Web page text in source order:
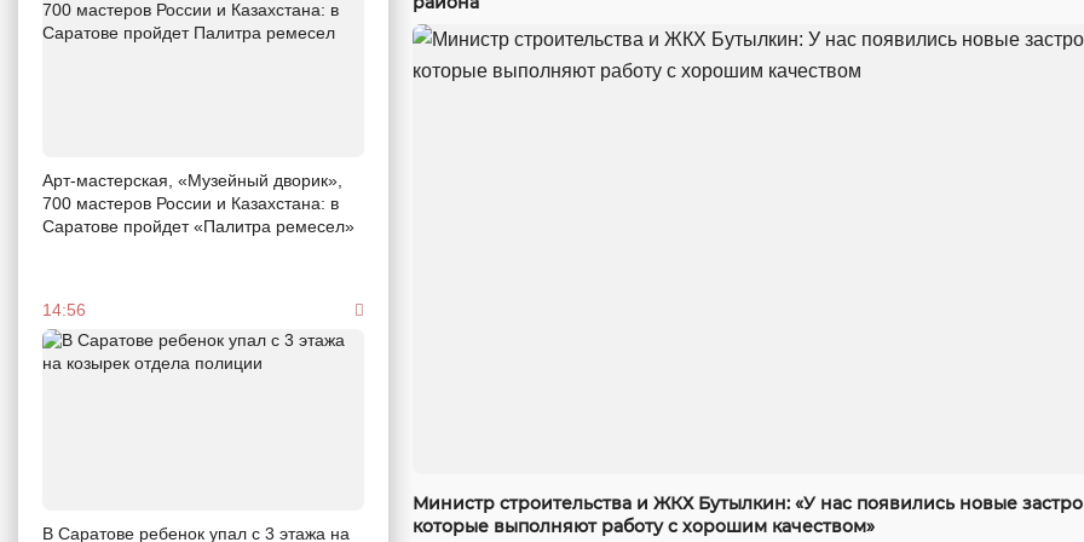
Арт-мастерская, «Музейный дворик»,
700 мастеров России и Казахстана: в
Саратове пройдет «Палитра ремесел»
14:56
В Саратове ребенок упал с 3 этажа на
Министр строительства и ЖКХ Бутылкин: «У нас появились новые
которые выполняют работу с хорошим качеством»